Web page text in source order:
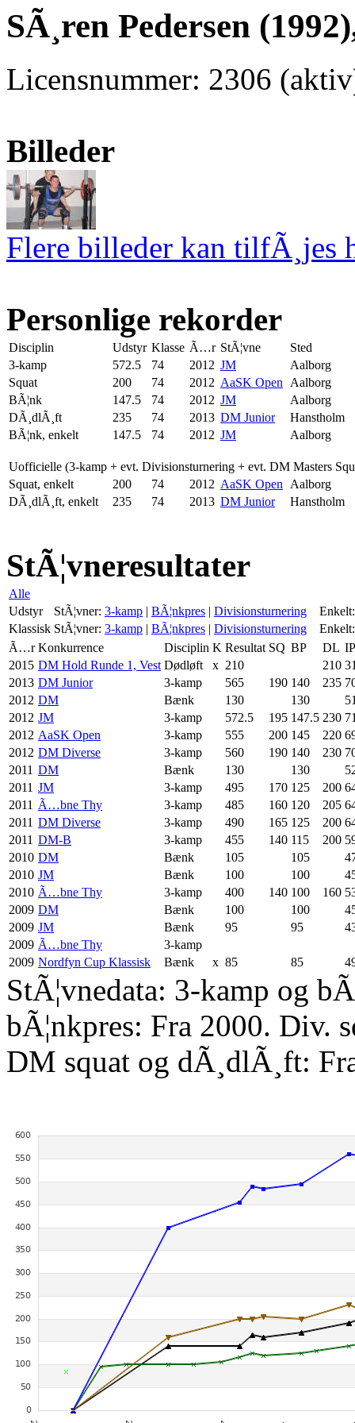
SÃ¸ren Pedersen
Licensnummer: 2306
Billeder
Flere billeder kan tilfÃ¸jes
Personlige rekorder
Disciplin Udstyr Klasse Ã…r StÃ¦vne
Sted
3-kamp
572.5 74 2012 JM
Aalborg
Squat
200 74 2012 AaSK Open
Aalborg
BÃ¦nk
147.5 74 2012 JM
Aalborg
DÃ¸dlÃ¸ft
235 74 2013 DM Junior
Hanstholm
BÃ¦nk, enkelt
147.5 74 2012 JM Aalborg
Uofficielle (3-kamp + evt. Divisionsturnering + evt. DM Masters
Squat, enkelt
200 74 2012 AaSK Open
Aalborg
DÃ¸dlÃ¸ft, enkelt
235 74 2013 DM Junior Hanstholm
StÃ¦vneresultater
Alle
Udstyr
StÃ¦vner: 3-kamp | BÃ¦nkpres | Divisionsturnering
Enkelt:
Klassisk StÃ¦vner: 3-kamp | BÃ¦nkpres | Divisionsturnering
Enkelt:
Ã…r Konkurrence Disciplin K Resultat SQ BP DL
2015 DM Hold Runde 1, Vest Dødløft x 210 210
2013 DM Junior 3-kamp 565 190 140 235
2012 DM Bænk 130 130
2012 JM 3-kamp 572.5 195 147.5 230
2012 AaSK Open 3-kamp 555 200 145 220
2012 DM Diverse 3-kamp 560 190 140 230
2011 DM Bænk 130 130
2011 JM 3-kamp 495 170 125 200
2011 Ã…bne Thy 3-kamp 485 160 120 205
2011 DM Diverse 3-kamp 490 165 125 200
2011 DM-B 3-kamp 455 140 115 200
2010 DM Bænk 105 105
2010 JM Bænk 100 100
2010 Ã…bne Thy 3-kamp 400 140 100 160
2009 DM Bænk 100 100
2009 JM Bænk 95 95
2009 Ã…bne Thy
3-kamp
2009 Nordfyn Cup Klassisk Bænk x 85 85
StÃ¦vnedata: 3-kamp og
bÃ¦nkpres: Fra 2000. Div.
DM squat og dÃ¸dlÃ¸ft: